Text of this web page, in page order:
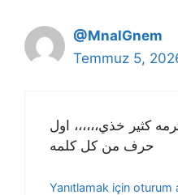
@MnalGnem
Temmuz 5,
كثير خذي،،،،،، اول
حرف من كل كلمه
Yanıtlamak için oturum